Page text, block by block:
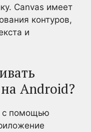
Canvas имеет
контуров,
и
Android?
с помощью